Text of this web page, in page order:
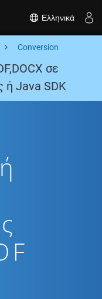
Ελληνικά
Conversion
σε
ή Java SDK